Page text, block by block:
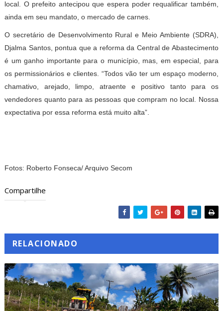
local. O prefeito antecipou que espera poder requalificar também,
ainda em seu mandato, o mercado de carnes.
O secretário de Desenvolvimento Rural e Meio Ambiente (SDRA),
Djalma Santos, pontua que a reforma da Central de Abastecimento
é um ganho importante para o município, mas, em especial, para
os permissionários e clientes. “Todos vão ter um espaço moderno,
chamativo, arejado, limpo, atraente e positivo tanto para os
vendedores quanto para as pessoas que compram no local. Nossa
expectativa por essa reforma está muito alta”.
Fotos: Roberto Fonseca/ Arquivo Secom
Compartilhe
RELACIONADO